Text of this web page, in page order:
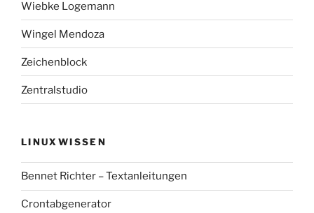
Wiebke Logemann
Wingel Mendoza
Zeichenblock
Zentralstudio
LINUXWISSEN
Bennet Richter – Textanleitungen
Crontabgenerator